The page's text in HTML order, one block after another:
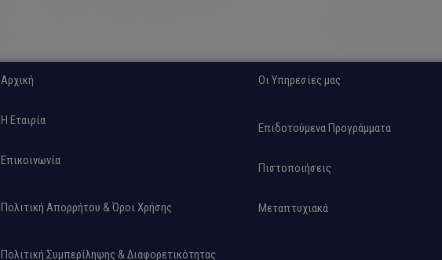
Αρχική
H Εταιρία
Επικοινωνία
Πολιτική Απορρήτου & Όροι Χρήσης
Πολιτική Συμπερίληψης & Διαφορετικότητας
Οι Υπηρεσίες μας
Επιδοτούμενα Προγράμματα
Πιστοποιήσεις
Μεταπτυχιακά